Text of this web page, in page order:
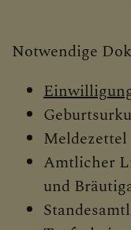
Notwendige
Meldezettel
Amtlicher
und